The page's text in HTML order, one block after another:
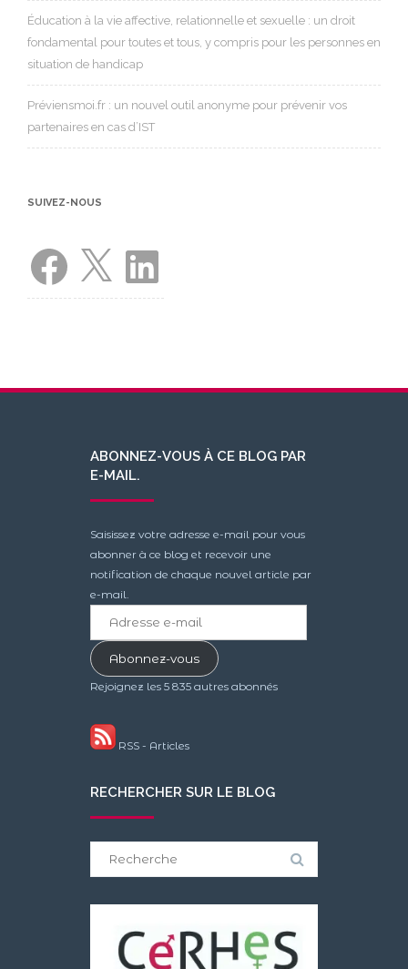
Éducation à la vie affective, relationnelle et sexuelle : un droit
fondamental pour toutes et tous, y compris pour les personnes en
situation de handicap
Préviensmoi.fr : un nouvel outil anonyme pour prévenir vos
partenaires en cas d’IST
SUIVEZ-NOUS
Facebook LinkedIn
ABONNEZ-VOUS À CE BLOG PAR
E-MAIL.
Saisissez votre adresse e-mail pour vous
abonner à ce blog et recevoir une
notification de chaque nouvel article par
e-mail.
mailAbonnez-vous
Rejoignez les 5 835 autres abonnés
RSS - Articles
RECHERCHER SUR LE BLOG